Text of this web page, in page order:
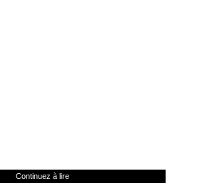
Continuez à lire